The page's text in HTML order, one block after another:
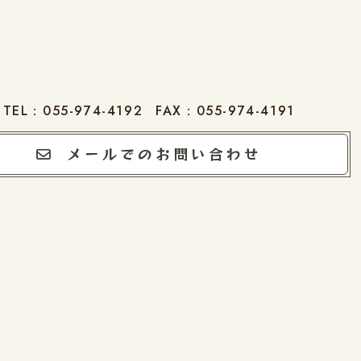
TEL：055-974-4192 FAX：055-974-4191
メールでのお問い合わせ